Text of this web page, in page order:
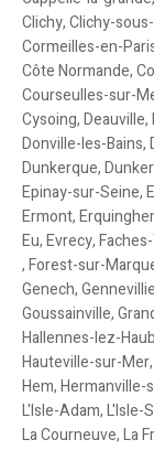
Clichy,Clichy-
Cormeilles-en-
Côte Normande,
Courseulles-sur-
Cysoing,Deauville,
Donville-les-Bains,
Dunkerque,
Epinay-sur-Seine,
Ermont,
Eu,Evrecy,
,Forest-sur-
Genech,
Goussainville,
Hallennes-lez-
Hauteville-sur-Mer,
Hem,Hermanville-
L'Isle-Adam,L'Isle-
La Courneuve,La